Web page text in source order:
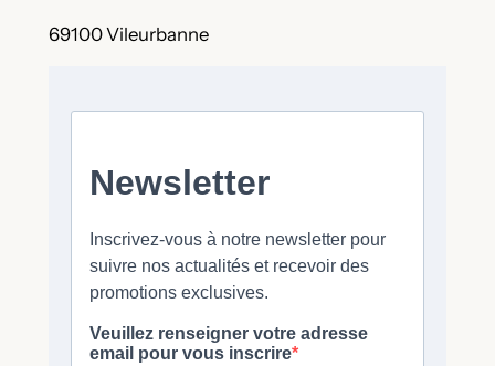
69100 Vileurbanne